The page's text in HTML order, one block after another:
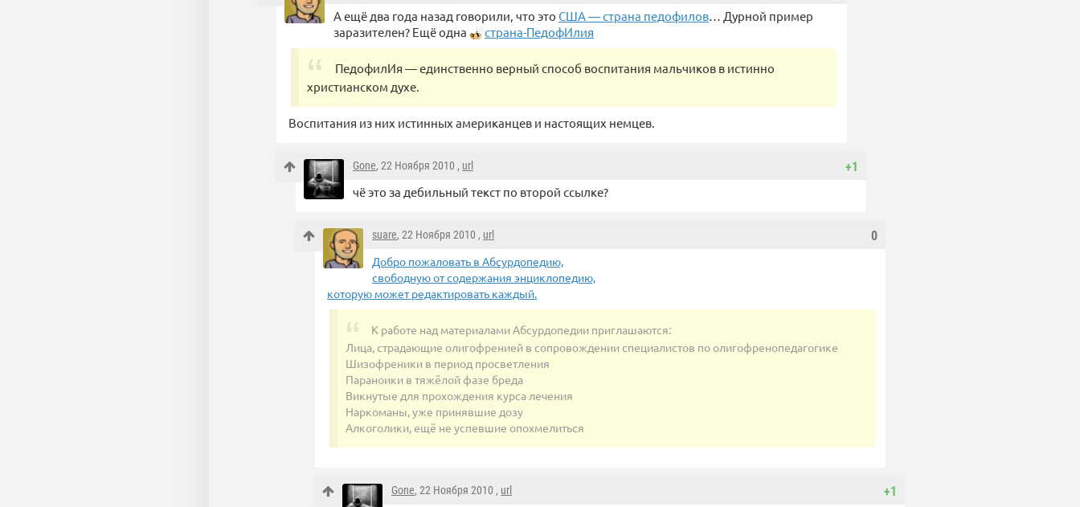
А ещё два года назад говорили, что это США — страна педофилов… Дурной пример
заразителен? Ещё одна
страна-ПедофИлия
ПедофилИя — единственно верный способ воспитания мальчиков в истинно
христианском духе.
Воспитания из них истинных американцев и настоящих немцев.
+1
Gone, 22 Ноября 2010 , url
чё это за дебильный текст по второй ссылке?
0
suare, 22 Ноября 2010 , url
Добро пожаловать в Абсурдопедию,
свободную от содержания энциклопедию,
которую может редактировать каждый.
К работе над материалами Абсурдопедии приглашаются:
Лица, страдающие олигофренией в сопровождении специалистов по олигофренопедагогике
Шизофреники в период просветления
Параноики в тяжёлой фазе бреда
Викнутые для прохождения курса лечения
Наркоманы, уже принявшие дозу
Алкоголики, ещё не успевшие опохмелиться
+1
Gone, 22 Ноября 2010 , url